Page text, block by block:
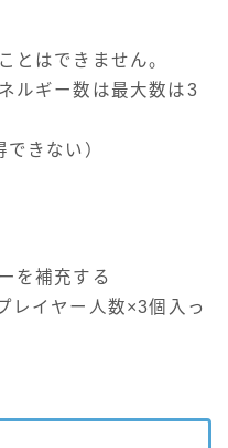
とはできません。
ルギー数は最大数は3
きない）
を補充する
レイヤー人数×3個入っ